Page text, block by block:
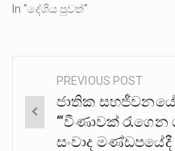
In "දේශීය පුවත්"
Post
navigation
PREVIOUS POST
ජාතික සහජීවනයේ
“‘වීණාවක්
සංවාද මණ්ඩපයේදී